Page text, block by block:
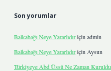
Son yorumlar
Balkabağı Neye Yararlıdıriçin admin
Balkabağı Neye Yararlıdıriçin Aysun
Türkiyeye Abd Üssü Ne Zaman Kuruldu